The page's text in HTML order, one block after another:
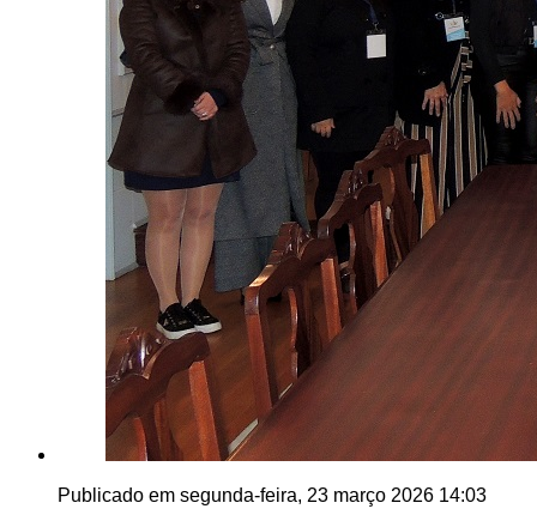
Publicado em segunda-feira, 23 março 2026 14:03